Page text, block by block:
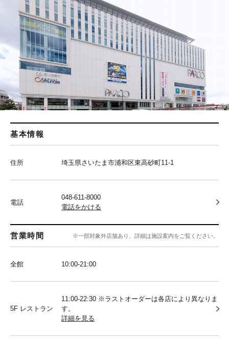
基本情報
住所 埼玉県さいたま市浦和区東高砂町11-1
電話
048-611-8000
電話をかける
営業時間 ※一部対象外店舗あり、詳細は施設案内をご覧ください。
全館 10:00‐21:00
5F レストラン
11:00-22:30 ※ラストオーダーは各店により異なりま
す。
詳細を見る